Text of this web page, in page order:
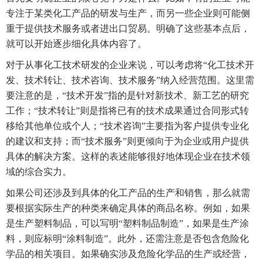
专注于某类化工产品的研发与生产，而另一些企业则可能侧
重于提供技术服务或者进出口贸易。明确了这些基本点后，
就可以开始逐步细化具体内容了。
对于从事化工技术研发的企业来说，可以考虑将“化工技术开
发、技术转让、技术咨询、技术服务”纳入经营范围。这里需
要注意的是，“技术开发”指的是针对新技术、新工艺的研究
工作；“技术转让”则是指将已有的技术成果通过合同形式转
移给其他单位或个人；“技术咨询”主要指为客户提供专业化
的建议和支持；而“技术服务”则更倾向于为企业或用户提供
具体的解决方案。这样的表述能够很好地体现企业在技术领
域的综合实力。
如果公司还涉及到具体的化工产品的生产和销售，那么就需
要根据实际生产的种类来确定具体的商品名称。例如，如果
是生产塑料制品，可以写明“塑料制品制造”，如果是生产涂
料，则应标明“涂料制造”。此外，还需注意是否包含危险化
学品的相关项目。如果确实涉及危险化学品的生产或经营，